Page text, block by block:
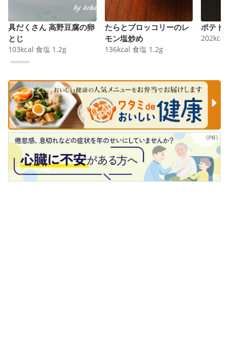
具だくさん 高野豆腐の卵
とじ
103kcal 食塩 1.2g
たらとブロッコリーのレ
モン塩炒め
136kcal 食塩 1.2g
ポテト
202kcal